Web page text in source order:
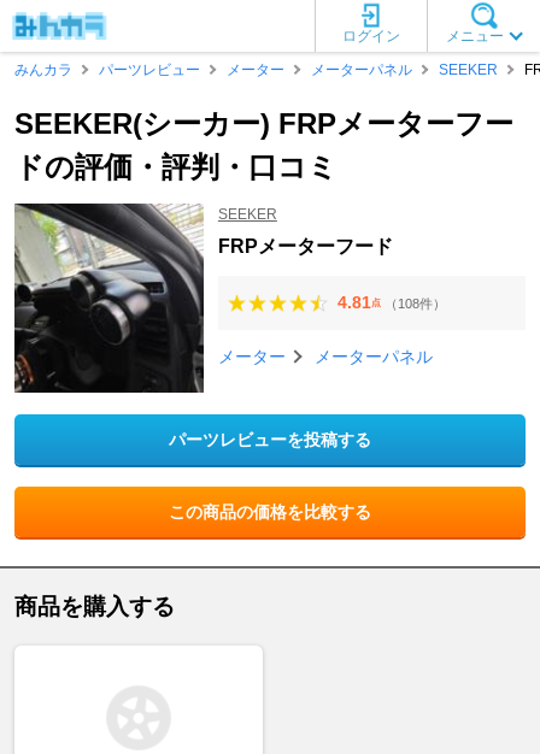
メニュー
ログイン
みんカラ
パーツレビュー メーター メーターパネル SEEKER
SEEKER(シーカー) FRPメーターフー
ドの評価・評判・口コミ
SEEKER
FRPメーターフード
4.81点 （108件）
メーター メーターパネル
パーツレビューを投稿する
この商品の価格を比較する
商品を購入する